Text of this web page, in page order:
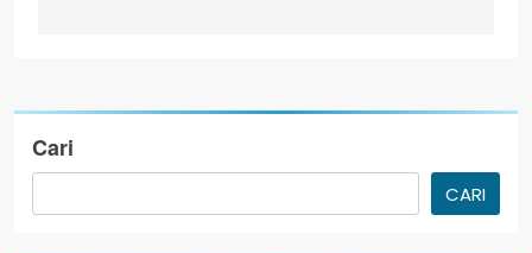
Cari
CARI